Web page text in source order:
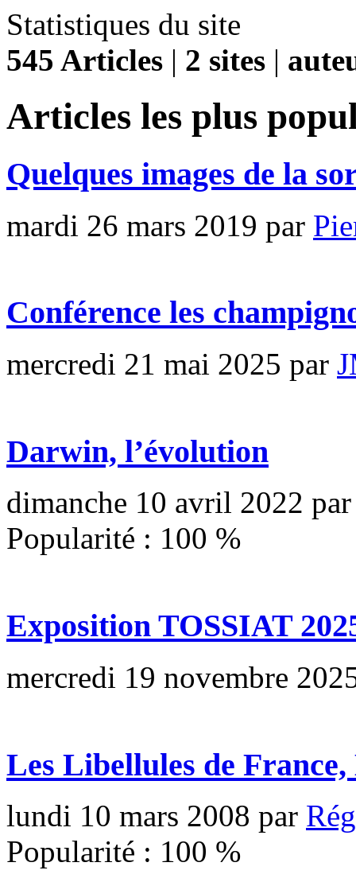
Statistiques du site
545 Articles | 2 sites |
Articles les plus
Quelques images de la
mardi 26 mars 2019 par
Conférence les
mercredi 21 mai 2025 par
Darwin, l’évolution
dimanche 10 avril 2022
Popularité : 100 %
Exposition TOSSIAT
mercredi 19 novembre
Les Libellules de
lundi 10 mars 2008 par
Popularité : 100 %